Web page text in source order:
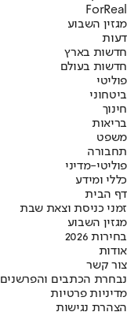
ForReal
מגזין השבוע
דעות
חדשות בארץ
חדשות בעולם
פוליטי
ביטחוני
חינוך
בריאות
משפט
תחבורה
פוליטי-מדיני
כללי ומידע
דף הבית
זמני כניסת וצאת שבת
מגזין השבוע
בחירות 2026
אודות
צור קשר
נבחרת הכתבים והפרשנים
מדיניות פרטיות
הצהרת נגישות